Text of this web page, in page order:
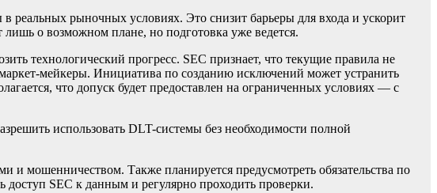
реальных рыночных условиях. Это снизит барьеры для входа и ускорит
о возможном плане, но подготовка уже ведется.
технологический прогресс. SEC признает, что текущие правила не
мейкеры. Инициатива по созданию исключений может устранить
что допуск будет предоставлен на ограниченных условиях — с
использовать DLT-системы без необходимости полной
и мошенничеством. Также планируется предусмотреть обязательства по
SEC к данным и регулярно проходить проверки.